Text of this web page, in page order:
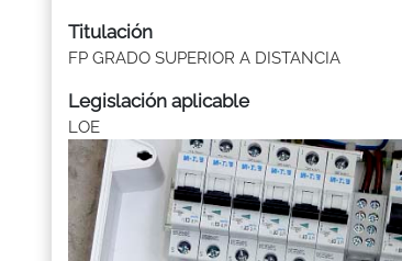
Titulación
FP GRADO SUPERIOR A DISTANCIA
Legislación aplicable
LOE